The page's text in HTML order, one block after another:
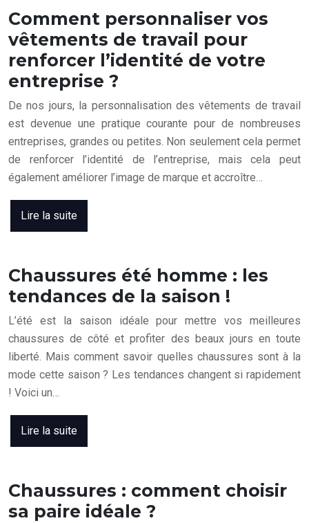
Comment personnaliser vos
vêtements de travail pour
renforcer l’identité de votre
entreprise ?
De nos jours, la personnalisation des vêtements de travail
est devenue une pratique courante pour de nombreuses
entreprises, grandes ou petites. Non seulement cela permet
de renforcer l’identité de l’entreprise, mais cela peut
également améliorer l’image de marque et accroître…
Lire la suite
Chaussures été homme : les
tendances de la saison !
L’été est la saison idéale pour mettre vos meilleures
chaussures de côté et profiter des beaux jours en toute
liberté. Mais comment savoir quelles chaussures sont à la
mode cette saison ? Les tendances changent si rapidement
! Voici un…
Lire la suite
Chaussures : comment choisir
sa paire idéale ?